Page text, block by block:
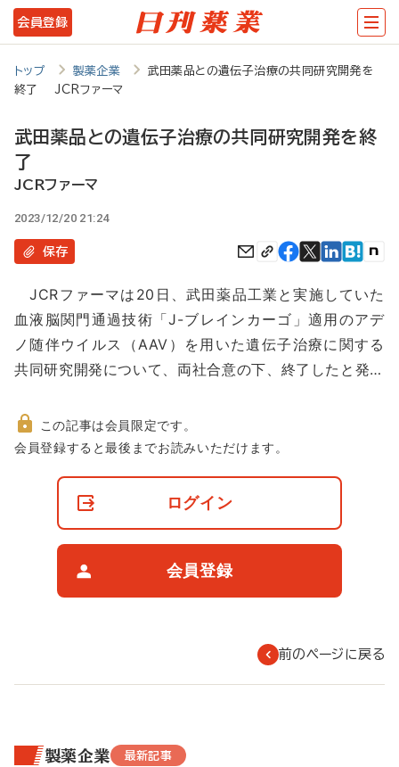
メ
イ
テ
ン
ツ
に
会員登録
トップ 製薬企業
武田薬品との遺伝子治療の共同研究開発を
終了 JCRファーマ
武田薬品との遺伝子治療の共同研究開発を終
了
JCRファーマ
2023/12/20 21:24
保存
JCRファーマは20日、武田薬品工業と実施していた
血液脳関門通過技術「J-ブレインカーゴ」適用のアデ
ノ随伴ウイルス（AAV）を用いた遺伝子治療に関する
共同研究開発について、両社合意の下、終了したと発…
非
この記事は会員限定です。
会員登録すると最後までお読みいただけます。
ログイン
会員登録
前のページに戻る
製薬企業 最新記事